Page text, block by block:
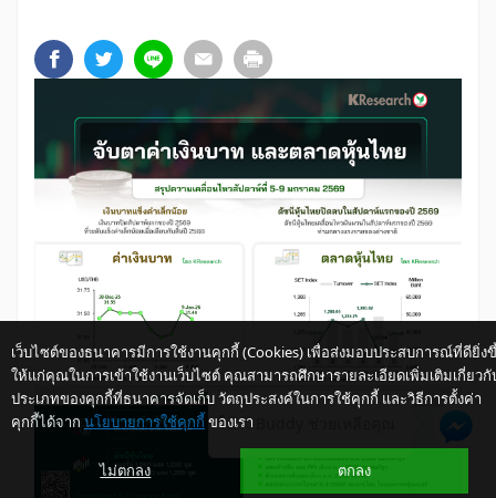
เว็บไซต์ของธนาคารมีการใช้งานคุกกี้ (Cookies) เพื่อส่งมอบประสบการณ์ที่ดียิ่ง
ให้แก่คุณในการเข้าใช้งานเว็บไซต์ คุณสามารถศึกษารายละเอียดเพิ่มเติมเกี่ยวกั
ประเภทของคุกกี้ที่ธนาคารจัดเก็บ วัตถุประสงค์ในการใช้คุกกี้ และวิธีการตั้งค่า
คุกกี้ได้จาก นโยบายการใช้คุกกี้ ของเรา
ไม่ตกลง ตกลง
ให้ K-Buddy ช่วยเหลือคุณ